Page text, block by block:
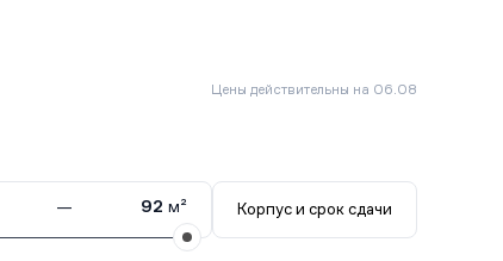
Цены действительны на 06.08
— 92 м² Корпус и срок сдачи